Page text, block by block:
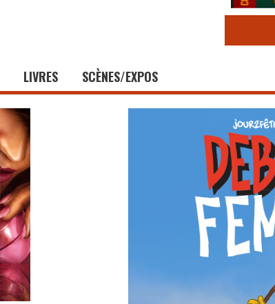
LIVRES SCÈNES/EXPOS